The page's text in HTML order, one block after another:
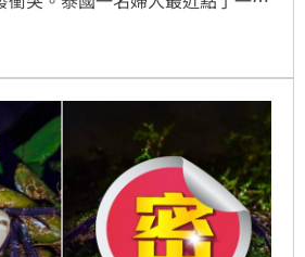
Mar Tu）竟不以為意表示，